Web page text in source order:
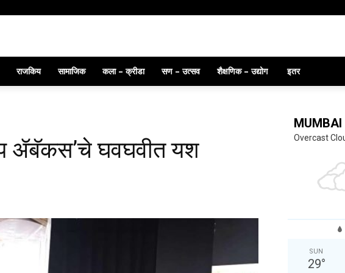
राजकिय सामाजिक कला – क्रीडा सण – उत्सव शैक्षणिक – उद्योग इतर
ॲबॅकस’चे घवघवीत यश
MUMBAI
Overcast
SUN
29°